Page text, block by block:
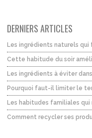
DERNIERS ARTICLES
Les ingrédients naturels
Cette habitude du soir
Les ingrédients à éviter
Pourquoi faut-il limiter le
Les habitudes familiales
Comment recycler ses